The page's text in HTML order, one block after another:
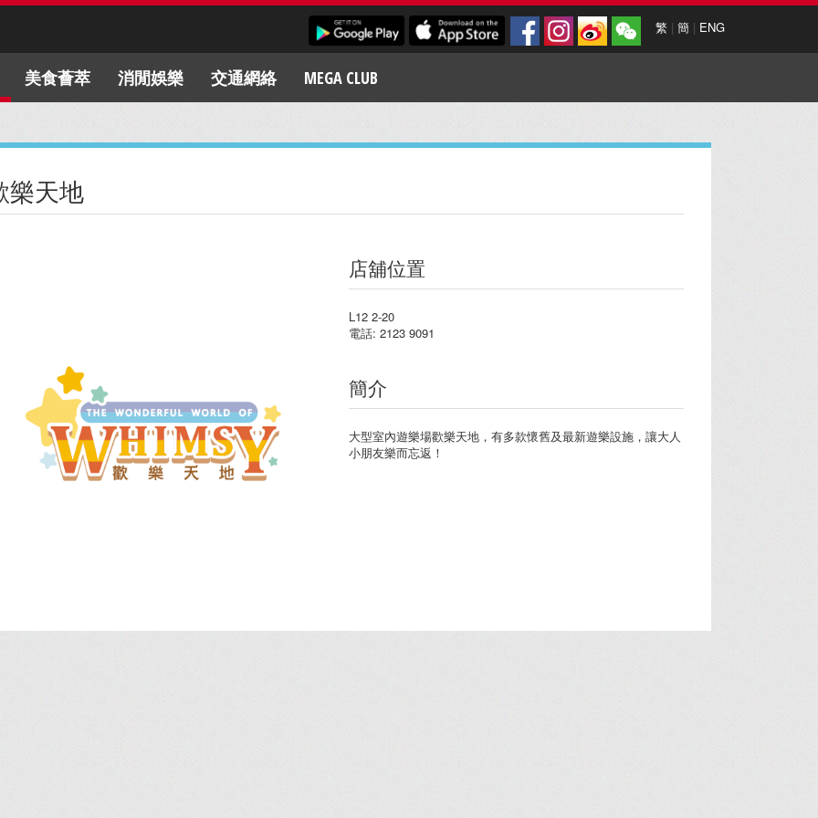
繁 | 簡 | ENG
美食薈萃 消閒娛樂 交通網絡 MEGA CLUB
樂天地
店舖位置
L12 2-20
電話: 2123 9091
簡介
大型室內遊樂場歡樂天地，有多款懷舊及最新遊樂設施，讓大人
小朋友樂而忘返！